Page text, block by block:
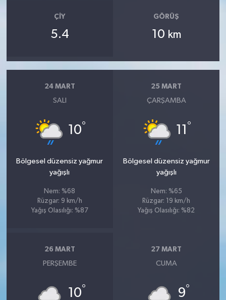
ÇIY
5.4
GÖRÜŞ
10 km
24 MART
SALI
10°
Bölgesel düzensiz yağmur
yağışlı
Nem: %68
Rüzgar: 9 km/h
Yağış Olasılığı: %87
25 MART
ÇARŞAMBA
11 °
Bölgesel düzensiz yağmur
yağışlı
Nem: %65
Rüzgar: 19 km/h
Yağış Olasılığı: %82
26 MART
PERŞEMBE
10°
27 MART
CUMA
9°